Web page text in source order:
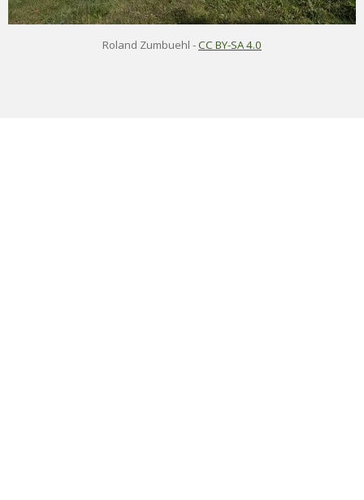
Roland Zumbuehl -CC BY-SA 4.0